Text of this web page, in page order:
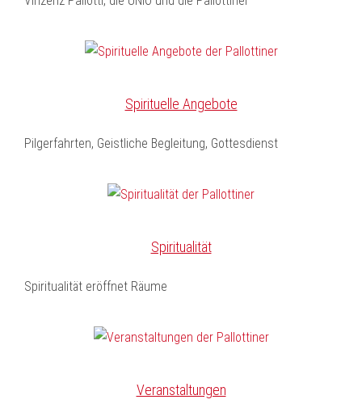
Spirituelle Angebote
Pilgerfahrten, Geistliche Begleitung, Gottesdienst
Spiritualität
Spiritualität eröffnet Räume
Veranstaltungen